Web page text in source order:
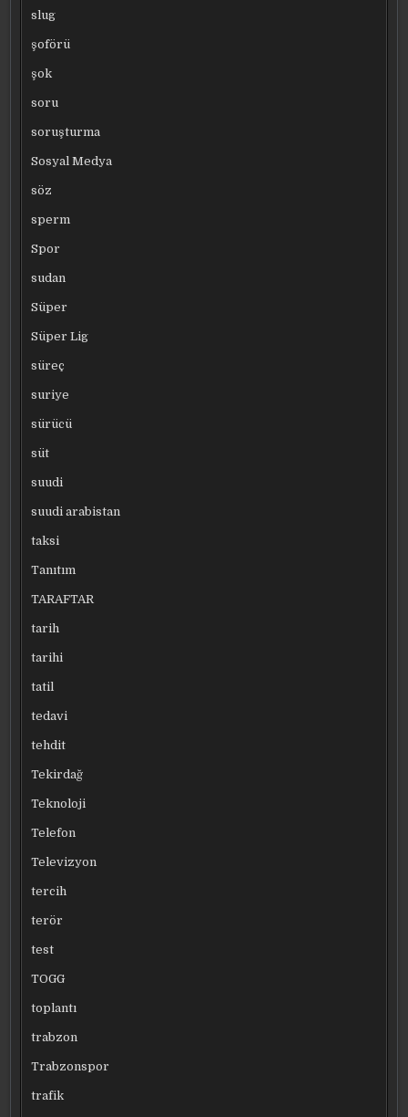
slug
şoförü
şok
soru
soruşturma
Sosyal Medya
söz
sperm
Spor
sudan
Süper
Süper Lig
süreç
suriye
sürücü
süt
suudi
suudi arabistan
taksi
Tanıtım
TARAFTAR
tarih
tarihi
tatil
tedavi
tehdit
Tekirdağ
Teknoloji
Telefon
Televizyon
tercih
terör
test
TOGG
toplantı
trabzon
Trabzonspor
trafik